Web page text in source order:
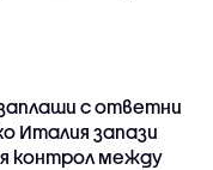
с ответни
Италия запази
контрол между